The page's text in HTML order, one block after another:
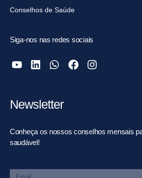
Conselhos de Saúde
Siga-nos nas redes sociais
Newsletter
Conheça os nossos conselhos mensais
saudável!